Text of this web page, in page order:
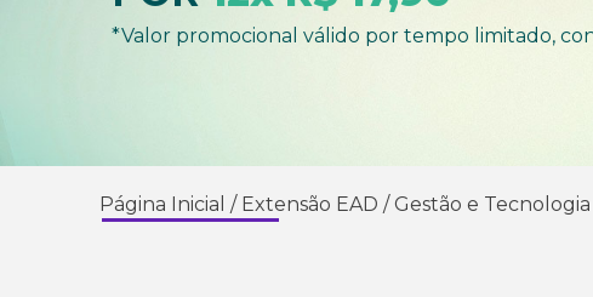
*Valor promocional válido por tempo limitado,
Página Inicial / Extensão EAD /Gestão e Tecnologia